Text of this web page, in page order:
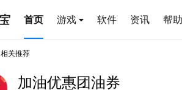
首页 游戏 软件 资讯 帮
相关推荐
加油优惠团油券